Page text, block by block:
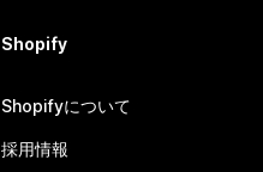
Shopify
Shopifyについて
採用情報